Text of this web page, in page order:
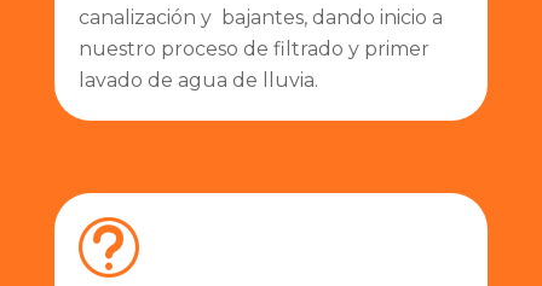
canalización y bajantes, dando inicio a
nuestro proceso de filtrado y primer
lavado de agua de lluvia.
t